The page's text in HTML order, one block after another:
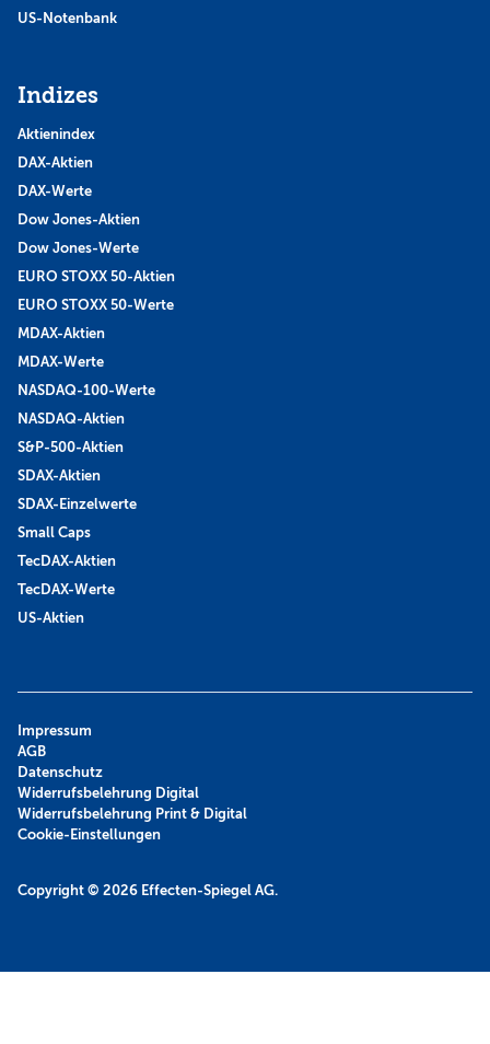
US-Notenbank
Indizes
Aktienindex
DAX-Aktien
DAX-Werte
Dow Jones-Aktien
Dow Jones-Werte
EURO STOXX 50-Aktien
EURO STOXX 50-Werte
MDAX-Aktien
MDAX-Werte
NASDAQ-100-Werte
NASDAQ-Aktien
S&P-500-Aktien
SDAX-Aktien
SDAX-Einzelwerte
Small Caps
TecDAX-Aktien
TecDAX-Werte
US-Aktien
Copyright © 2026 Effecten-Spiegel AG.
Impressum
AGB
Datenschutz
Widerrufsbelehrung Digital
Widerrufsbelehrung Print & Digital
Cookie-Einstellungen